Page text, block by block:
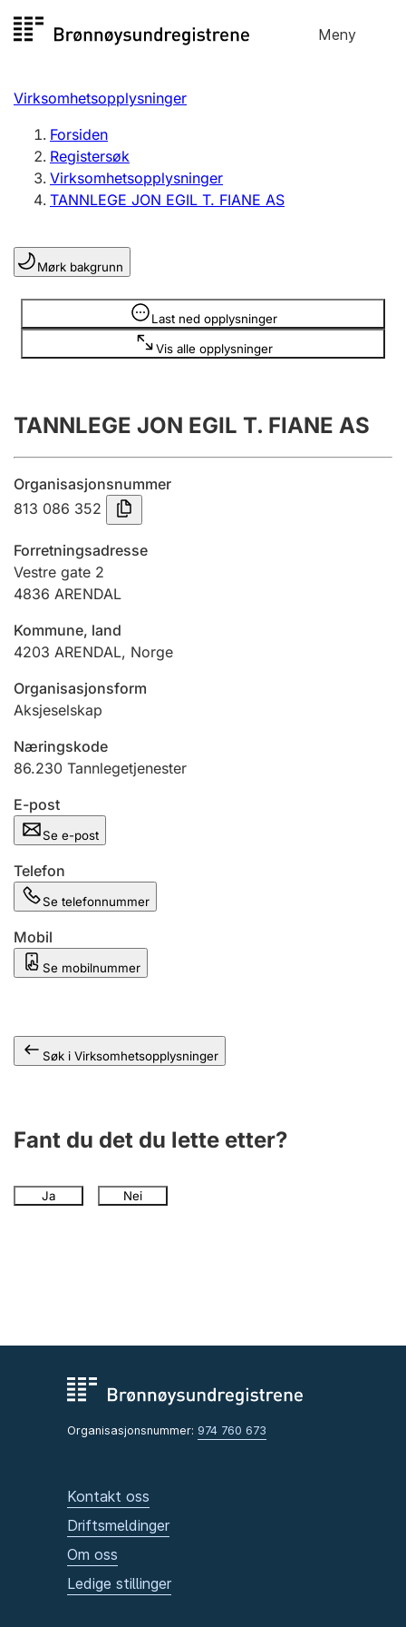
til
Meny
Registersøk
Aksjeselskap
Enkeltpersonforetak
Registrere, endre, slette
Lag og forening
Registrere, endre, slette
Årsregnskap
Innsending og forsinkelsesgebyr
Tinglysing
Jeger
Ektepaktveileder
Offentlig sektor
Andre tema
Virksomhetsopplysninger
Forsiden
Registersøk
Virksomhetsopplysninger
TANNLEGE JON EGIL T. FIANE AS
Mørk bakgrunn
Last ned opplysninger
Vis alle opplysninger
Opplysninger er skjult
TANNLEGE JON EGIL T. FIANE AS
Organisasjonsnummer
813 086 352
Forretningsadresse
Vestre gate 2
4836 ARENDAL
Kommune, land
4203 ARENDAL, Norge
Organisasjonsform
Aksjeselskap
Næringskode
86.230 Tannlegetjenester
E-post
Se e-post
Telefon
Se telefonnummer
Mobil
Se mobilnummer
Søk i Virksomhetsopplysninger
Fant du det du lette etter?
Ja Nei
Organisasjonsnummer: 974 760 673
Kontakt oss
Driftsmeldinger
Om oss
Ledige stillinger